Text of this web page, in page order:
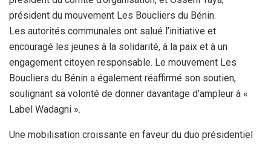
président du mouvement Les Boucliers du Bénin.
Les autorités communales ont salué l’initiative et
encouragé les jeunes à la solidarité, à la paix et à un
engagement citoyen responsable. Le mouvement Les
Boucliers du Bénin a également réaffirmé son soutien,
soulignant sa volonté de donner davantage d’ampleur à «
Label Wadagni ».
Une mobilisation croissante en faveur du duo présidentiel